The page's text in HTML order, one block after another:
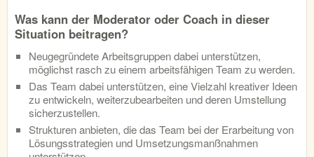
Was kann der Moderator oder Coach in dieser
Situation beitragen?
Neugegründete Arbeitsgruppen dabei unterstützen,
möglichst rasch zu einem arbeitsfähigen Team zu werden.
Das Team dabei unterstützen, eine Vielzahl kreativer Ideen
zu entwickeln, weiterzubearbeiten und deren Umstellung
sicherzustellen.
Strukturen anbieten, die das Team bei der Erarbeitung von
Lösungsstrategien und Umsetzungsmanßnahmen